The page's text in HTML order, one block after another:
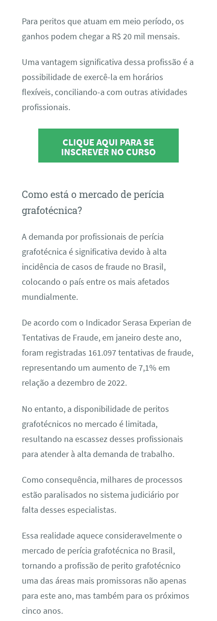
Para peritos que atuam em meio período, os
ganhos podem chegar a R$ 20 mil mensais.
Uma vantagem significativa dessa profissão é a
possibilidade de exercê-la em horários
flexíveis, conciliando-a com outras atividades
profissionais.
CLIQUE AQUI PARA SE
INSCREVER NO CURSO
Como está o mercado de perícia
grafotécnica?
A demanda por profissionais de perícia
grafotécnica é significativa devido à alta
incidência de casos de fraude no Brasil,
colocando o país entre os mais afetados
mundialmente.
De acordo com o Indicador Serasa Experian de
Tentativas de Fraude, em janeiro deste ano,
foram registradas 161.097 tentativas de fraude,
representando um aumento de 7,1% em
relação a dezembro de 2022.
No entanto, a disponibilidade de peritos
grafotécnicos no mercado é limitada,
resultando na escassez desses profissionais
para atender à alta demanda de trabalho.
Como consequência, milhares de processos
estão paralisados no sistema judiciário por
falta desses especialistas.
Essa realidade aquece consideravelmente o
mercado de perícia grafotécnica no Brasil,
tornando a profissão de perito grafotécnico
uma das áreas mais promissoras não apenas
para este ano, mas também para os próximos
cinco anos.